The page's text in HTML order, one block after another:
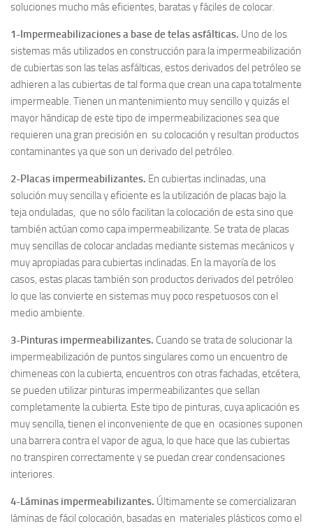
soluciones mucho más eficientes, baratas y fáciles de colocar.
1-Impermeabilizaciones a base de telas asfálticas. Uno de los
sistemas más utilizados en construcción para la impermeabilización
de cubiertas son las telas asfálticas, estos derivados del petróleo se
adhieren a las cubiertas de tal forma que crean una capa totalmente
impermeable. Tienen un mantenimiento muy sencillo y quizás el
mayor hándicap de este tipo de impermeabilizaciones sea que
requieren una gran precisión en su colocación y resultan productos
contaminantes ya que son un derivado del petróleo.
2-Placas impermeabilizantes. En cubiertas inclinadas, una
solución muy sencilla y eficiente es la utilización de placas bajo la
teja onduladas, que no sólo facilitan la colocación de esta sino que
también actúan como capa impermeabilizante. Se trata de placas
muy sencillas de colocar ancladas mediante sistemas mecánicos y
muy apropiadas para cubiertas inclinadas. En la mayoría de los
casos, estas placas también son productos derivados del petróleo
lo que las convierte en sistemas muy poco respetuosos con el
medio ambiente.
3-Pinturas impermeabilizantes. Cuando se trata de solucionar la
impermeabilización de puntos singulares como un encuentro de
chimeneas con la cubierta, encuentros con otras fachadas, etcétera,
se pueden utilizar pinturas impermeabilizantes que sellan
completamente la cubierta. Este tipo de pinturas, cuya aplicación es
muy sencilla, tienen el inconveniente de que en ocasiones suponen
una barrera contra el vapor de agua, lo que hace que las cubiertas
no transpiren correctamente y se puedan crear condensaciones
interiores.
4-Láminas impermeabilizantes. Últimamente se comercializaran
láminas de fácil colocación, basadas en materiales plásticos como el